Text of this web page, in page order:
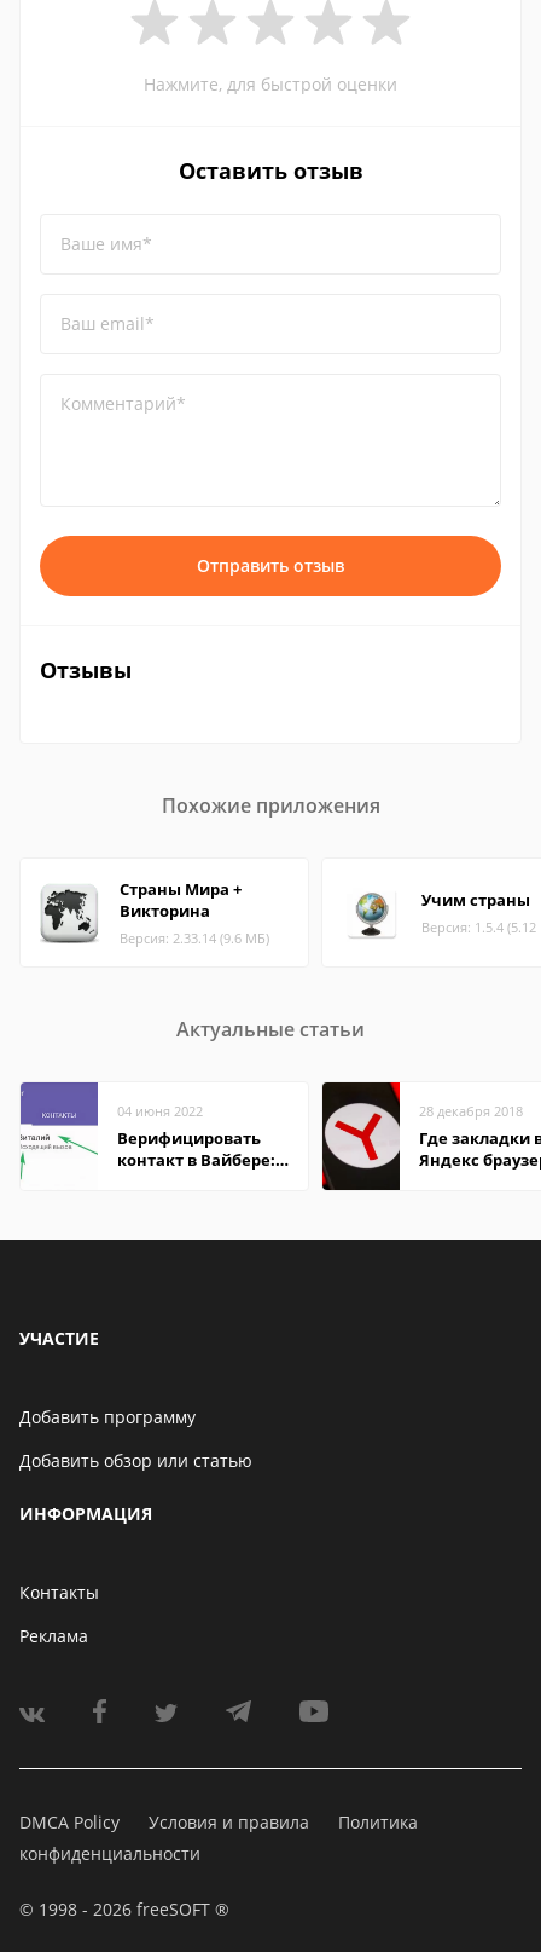
Нажмите, для быстрой оценки
Оставить отзыв
Ваше имя*
Ваш email*
Комментарий*
Отправить отзыв
Отзывы
Похожие приложения
Страны Мира +
Викторина
Версия: 2.33.14 (9.6 МБ)
Учим страны
Версия: 1.5.4
Актуальные статьи
04 июня 2022
Верифицировать
контакт в Вайбере:
28 декабря 2018
Где закладки
Яндекс
УЧАСТИЕ
Добавить программу
Добавить обзор или статью
ИНФОРМАЦИЯ
Контакты
Реклама
DMCA Policy Условия и правила
Политика
конфиденциальности
© 1998 - 2026 freeSOFT ®